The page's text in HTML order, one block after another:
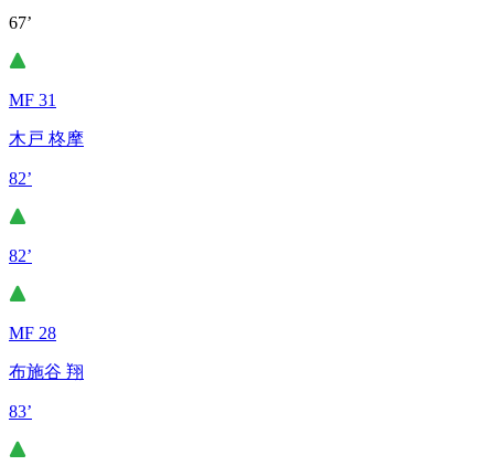
67’
MF 31
木戸 柊摩
82’
82’
MF 28
布施谷 翔
83’